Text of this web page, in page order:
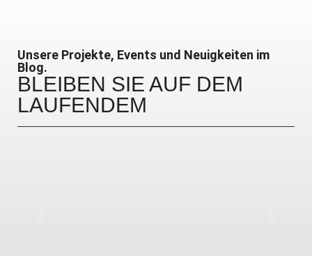
Unsere Projekte, Events und Neuigkeiten im
Blog.
BLEIBEN SIE AUF DEM
LAUFENDEM